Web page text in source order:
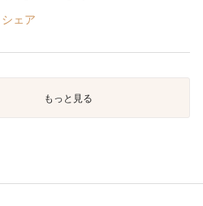
シェア
もっと見る